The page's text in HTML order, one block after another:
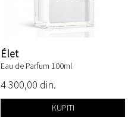
Élet
Eau de Parfum 100ml
4 300,00 din.
KUPITI